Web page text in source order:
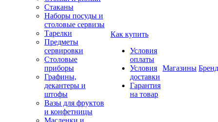
Стаканы
Наборы посуды и
столовые сервизы
Тарелки
Предметы
сервировки
Столовые
приборы
Графины,
декантеры и
штофы
Вазы для фруктов
и конфетницы
Масленки и
Как купить
Условия
оплаты
Условия
доставки
Гарантия
на товар
Магазины